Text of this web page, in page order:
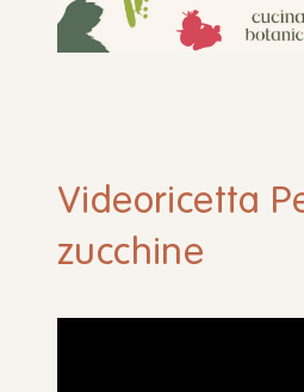
Videoricetta
zucchine